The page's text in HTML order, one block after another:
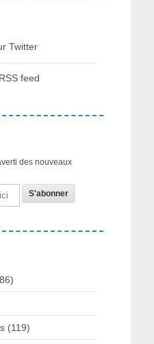
Twitter
feed
des nouveaux
(119)